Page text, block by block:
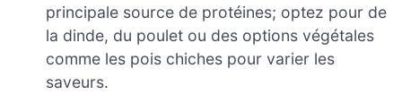
principale source de protéines; optez pour de
la dinde, du poulet ou des options végétales
comme les pois chiches pour varier les
saveurs.